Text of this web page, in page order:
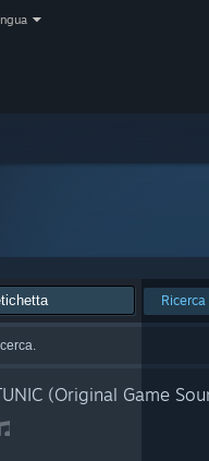
Ricerca
(Original Game